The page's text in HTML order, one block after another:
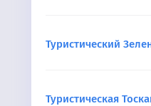
Туристический
Туристическая